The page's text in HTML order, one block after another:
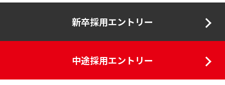
新卒採用エントリー
中途採用エントリー